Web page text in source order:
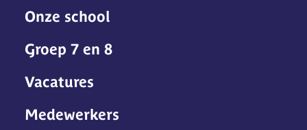
Onze school
Groep 7 en 8
Vacatures
Medewerkers